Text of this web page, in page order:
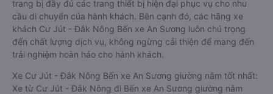
trang bị đầy đủ các trang thiết bị hiện đại phục vụ cho nhu
cầu di chuyển của hành khách. Bên cạnh đó, các hãng xe
khách Cư Jút - Đắk Nông Bến xe An Sương luôn chú trọng
đến chất lượng dịch vụ, không ngừng cải thiện để mang đến
trải nghiệm hoàn hảo cho hành khách.
Xe Cư Jút - Đắk Nông Bến xe An Sương giường nằm tốt nhất:
Xe từ Cư Jút - Đắk Nông đi Bến xe An Sương giường nằm